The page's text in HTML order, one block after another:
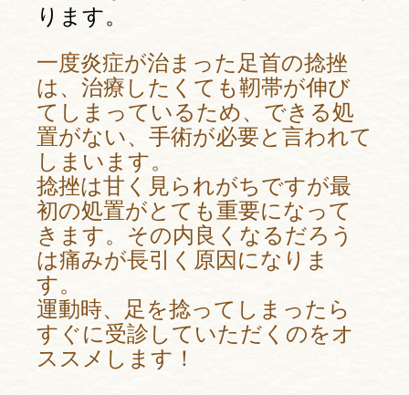
ります。
一度炎症が治まった足首の捻挫
は、治療したくても靭帯が伸び
てしまっているため、できる処
置がない、手術が必要と言われて
しまいます。
捻挫は甘く見られがちですが最
初の処置がとても重要になって
きます。その内良くなるだろう
は痛みが長引く原因になりま
す。
運動時、足を捻ってしまったら
すぐに受診していただくのをオ
ススメします！